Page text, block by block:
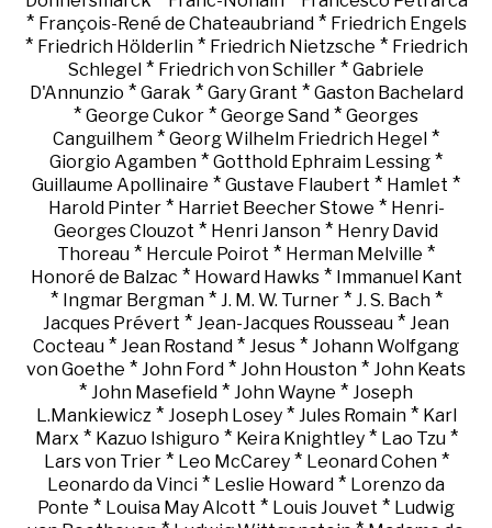
* François-René de Chateaubriand* Friedrich Engels
* Friedrich Hölderlin* Friedrich Nietzsche * Friedrich
Schlegel * Friedrich von Schiller * Gabriele
D'Annunzio * Garak * Gary Grant * Gaston Bachelard
* George Cukor * George Sand * Georges
Canguilhem * Georg Wilhelm Friedrich Hegel *
Giorgio Agamben * Gotthold Ephraim Lessing *
Guillaume Apollinaire * Gustave Flaubert * Hamlet *
Harold Pinter* Harriet Beecher Stowe * Henri-
Georges Clouzot * Henri Janson * Henry David
Thoreau * Hercule Poirot * Herman Melville *
Honoré de Balzac * Howard Hawks* Immanuel Kant
* Ingmar Bergman* J. M. W. Turner* J. S. Bach*
Jacques Prévert * Jean-Jacques Rousseau * Jean
Cocteau * Jean Rostand * Jesus * Johann Wolfgang
von Goethe * John Ford * John Houston * John Keats
* John Masefield * John Wayne * Joseph
L.Mankiewicz* Joseph Losey* Jules Romain* Karl
Marx * Kazuo Ishiguro * Keira Knightley* Lao Tzu*
Lars von Trier* Leo McCarey* Leonard Cohen*
Leonardo da Vinci * Leslie Howard * Lorenzo da
Ponte * Louisa May Alcott * Louis Jouvet * Ludwig